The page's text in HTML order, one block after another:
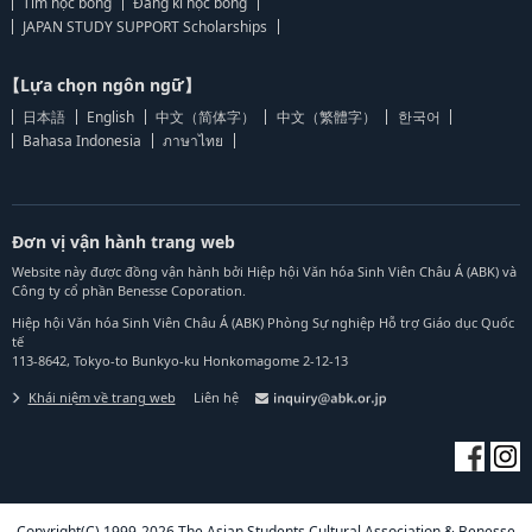
JAPAN STUDY SUPPORT Scholarships
【Lựa chọn ngôn ngữ】
日本語 English 中文（简体字） 中文（繁體字）
한국어
Bahasa Indonesia
ภาษาไทย
Đơn vị vận hành trang web
Website này được đồng vận hành bởi Hiệp hội Văn hóa Sinh Viên Châu Á (ABK) và
Công ty cổ phần Benesse Coporation.
Hiệp hội Văn hóa Sinh Viên Châu Á (ABK) Phòng Sự nghiệp Hỗ trợ Giáo dục Quốc
tế
113-8642, Tokyo-to Bunkyo-ku Honkomagome 2-12-13
Khái niệm về trang web Liên hệ